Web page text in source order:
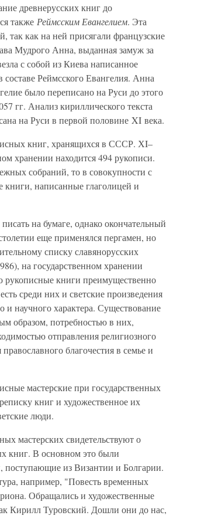
древнерусских книг до
также Реймсским Евангелием. Эта
так как на ней присягали французские
Мудрого Анна, выданная замуж за
с собой из Киева написанное
составе Реймсского Евангелия. Анна
было переписано на Руси до этого
гг. Анализ кириллического текста
на Руси в первой половине XI века.
книг, хранящихся в СССР. ХI–
хранении находится 494 рукописи.
собраний, то в совокупности с
книги, написанные глаголицей и
на бумаге, однако окончательный
еще применялся пергамен, но
списку славянорусских
на государственном хранении
рукописные книги преимущественно
среди них и светские произведения
и научного характера. Существование
образом, потребностью в них,
отправления религиозного
благочестия в семье и
мастерские при государственных
книг и художественное их
люди.
мастерских свидетельствуют о
книг. В основном это были
поступающие из Византии и Болгарии.
например, "Повесть временных
Обращались и художественные
Кирилл Туровский. Дошли они до нас,